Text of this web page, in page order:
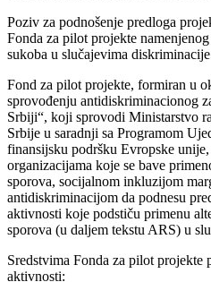
Poziv za podnošenje predloga
Fonda za pilot projekte
sukoba u slučajevima diskriminacije
Fond za pilot projekte, formiran u
sprovođenju antidiskriminacionog
Srbiji“, koji sprovodi Ministarstvo
Srbije u saradnji sa Programom
finansijsku podršku Evropske
organizacijama koje se bave
sporova, socijalnom inkluzijom
antidiskriminacijom da podnesu
aktivnosti koje podstiču primenu
sporova (u daljem tekstu ARS) u
Sredstvima Fonda za pilot projekte
aktivnosti: